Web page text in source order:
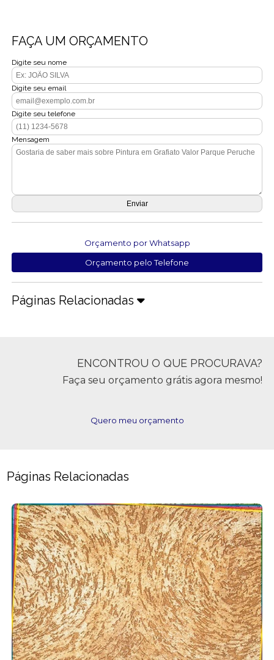
FAÇA UM ORÇAMENTO
Digite seu nome
Digite seu email
Digite seu telefone
Mensagem
Orçamento por Whatsapp
Orçamento pelo Telefone
Páginas Relacionadas
ENCONTROU O QUE PROCURAVA?
Faça seu orçamento grátis agora mesmo!
Quero meu orçamento
Páginas Relacionadas